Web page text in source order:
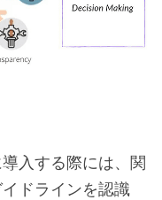
入する際には、関
ドラインを認識